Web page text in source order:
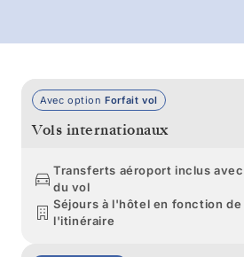
Sud, vous ne risquez pas
blanc.
Avec option Forfait vol
Vols internationaux
Transferts aéroport inclus
du vol
Séjours à l'hôtel en fonction de
l'itinéraire